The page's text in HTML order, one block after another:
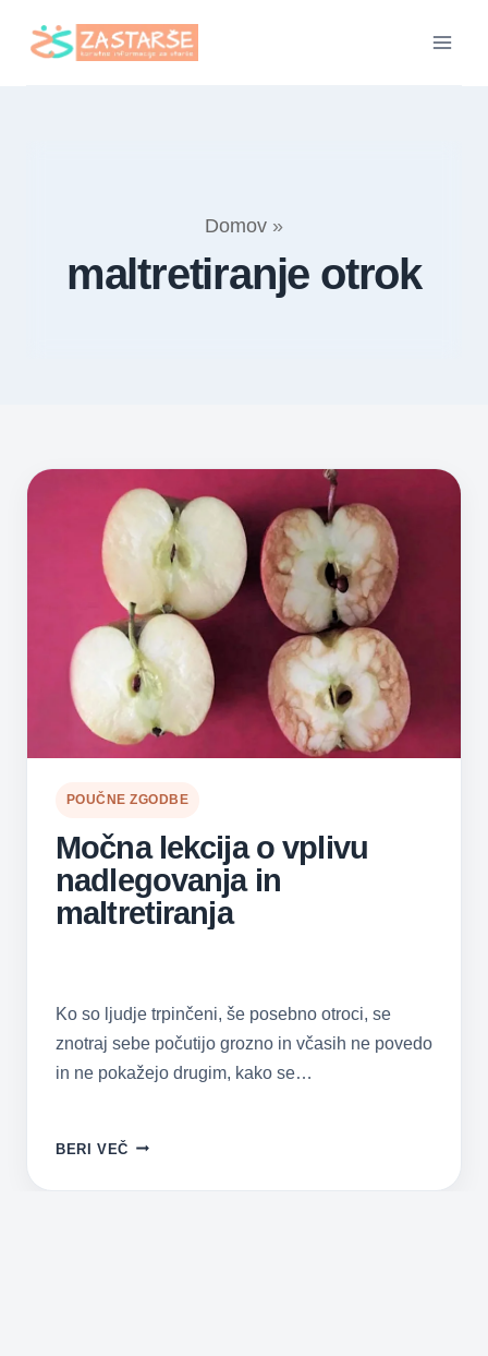
Domov »
maltretiranje otrok
POUČNE ZGODBE
Močna lekcija o vplivu
nadlegovanja in
maltretiranja
Ko so ljudje trpinčeni, še posebno otroci, se
znotraj sebe počutijo grozno in včasih ne povedo
in ne pokažejo drugim, kako se…
BERI VEČ MOČNA
O